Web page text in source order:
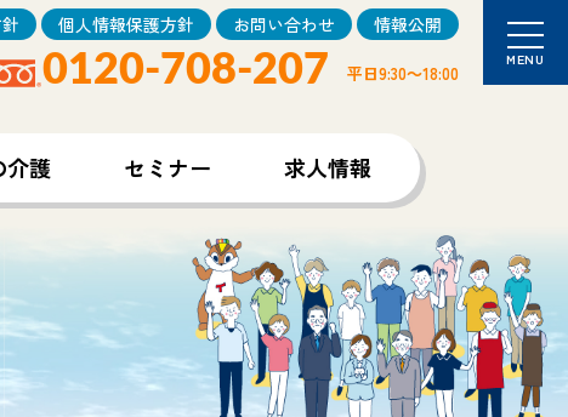
MENU
個人情報保護方針 お問い合わせ 情報公開
0120-708-207 平日9:30～18:00
介護 セミナー 求人情報